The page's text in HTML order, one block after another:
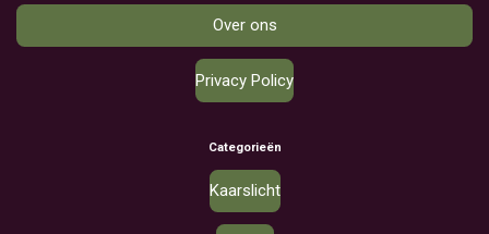
Over ons
Privacy Policy
Categorieën
Kaarslicht